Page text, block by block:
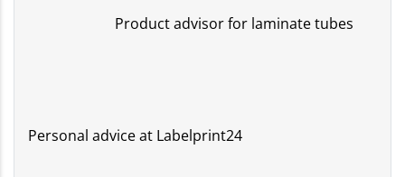
Product advisor for laminate tubes
Personal advice at Labelprint24